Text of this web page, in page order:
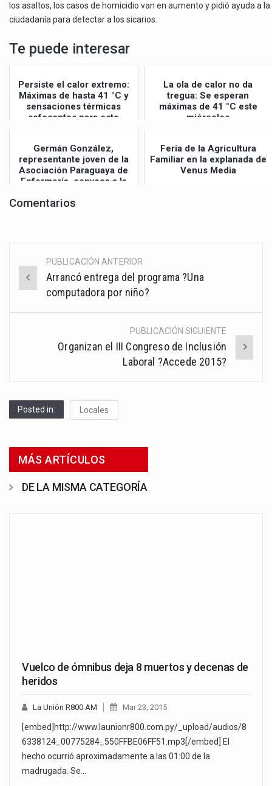
los asaltos, los casos de homicidio van en aumento y pidió ayuda a la
ciudadanía para detectar a los sicarios.
Te puede interesar
Persiste el calor extremo:
Máximas de hasta 41 °C y
sensaciones térmicas
sofocantes para este
La ola de calor no da
tregua: Se esperan
máximas de 41 °C este
miércoles
Germán González,
representante joven de la
Asociación Paraguaya de
Enfermería, convoca a la
Feria de la Agricultura
Familiar en la explanada de
Venus Media
Comentarios
Post
navigation
PUBLICACIÓN ANTERIOR
Arrancó entrega del programa ?Una
computadora por niño?
PUBLICACIÓN SIGUIENTE
Organizan el III Congreso de Inclusión
Laboral ?Accede 2015?
Posted in: Locales
MÁS ARTÍCULOS
DE LA MISMA CATEGORÍA
Vuelco de ómnibus deja 8 muertos y decenas de
heridos
La Unión R800 AM Mar 23, 2015
[embed]http://www.launionr800.com.py/_upload/audios/8
6338124_00775284_550FFBE06FF51.mp3[/embed] El
hecho ocurrió aproximadamente a las 01:00 de la
madrugada. Se…